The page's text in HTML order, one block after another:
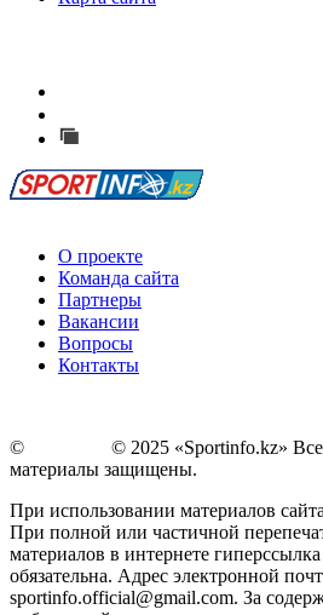
О проекте
Команда сайта
Партнеры
Вакансии
Вопросы
Контакты
©
© 2025 «Sportinfo.kz»
материалы защищены.
При использовании материалов
При полной или частичной
материалов в интернете
обязательна. Адрес электронной
sportinfo.official@gmail.com. За